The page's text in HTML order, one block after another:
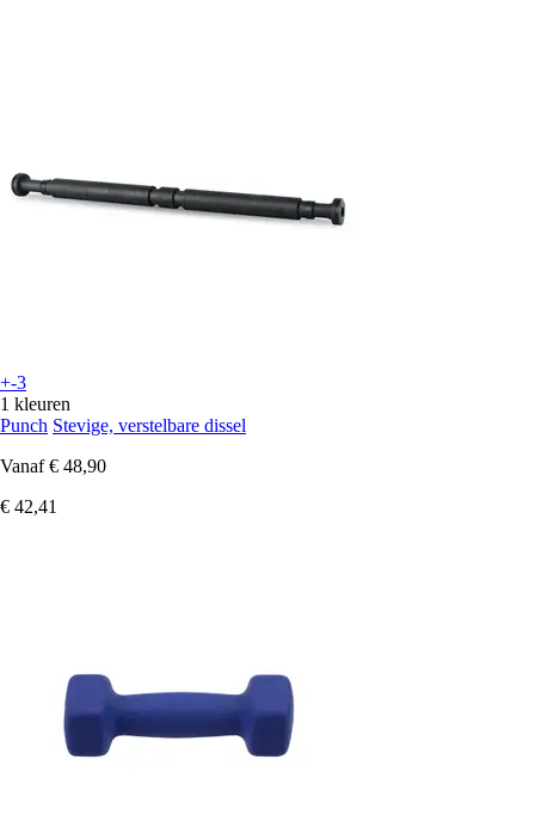
+-3
1 kleuren
Punch Stevige, verstelbare dissel
Vanaf € 48,90
€ 42,41